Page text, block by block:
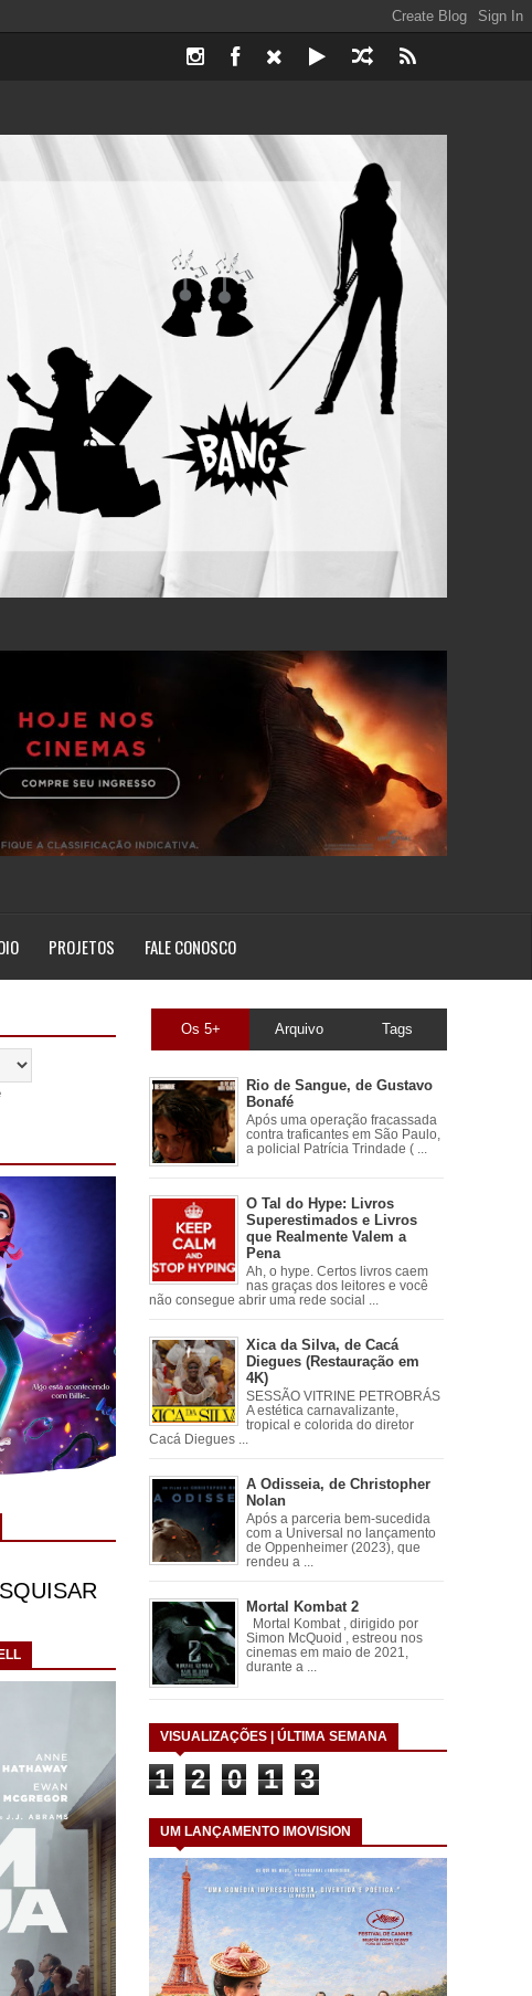
PROJETOS FALE CONOSCO
Os 5+ Arquivo Tags
Rio de Sangue, de Gustavo
Bonafé
Após uma operação fracassada
contra traficantes em São Paulo,
a policial Patrícia Trindade ( ...
O Tal do Hype: Livros
Superestimados e Livros
que Realmente Valem a
Pena
Ah, o hype. Certos livros caem
nas graças dos leitores e você
não consegue abrir uma rede social ...
Xica da Silva, de Cacá
Diegues (Restauração em
4K)
SESSÃO VITRINE PETROBRÁS
A estética carnavalizante,
tropical e colorida do diretor
Cacá Diegues ...
A Odisseia, de Christopher
Nolan
Após a parceria bem-sucedida
com a Universal no lançamento
de Oppenheimer (2023), que
rendeu a ...
Mortal Kombat 2
Mortal Kombat , dirigido por
Simon McQuoid , estreou nos
cinemas em maio de 2021,
durante a ...
VISUALIZAÇÕES | ÚLTIMA SEMANA
1 2 0 1 3
UM LANÇAMENTO IMOVISION